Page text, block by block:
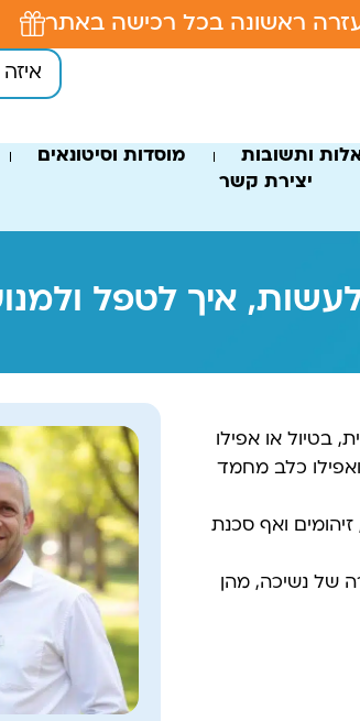
ראשונה בכל רכישה באתר
ותשובות
מוסדות וסיטונאים
יצירת קשר
איך לטפל
בטיול או אפילו
כלב מחמד
ואף סכנת
של נשיכה, מהן